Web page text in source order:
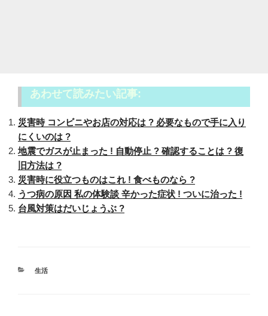
あわせて読みたい記事:
災害時 コンビニやお店の対応は ? 必要なもので手に入り
にくいのは ?
地震でガスが止まった ! 自動停止 ? 確認することは ? 復
旧方法は ?
災害時に役立つものはこれ ! 食べものなら ?
うつ病の原因 私の体験談 辛かった症状 ! ついに治った !
台風対策はだいじょうぶ ?
カ
生活